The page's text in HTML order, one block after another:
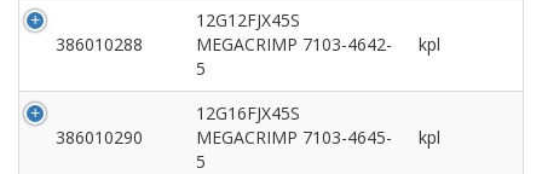
386010288
12G12FJX45S
MEGACRIMP 7103-4642-
5
kpl
386010290
12G16FJX45S
MEGACRIMP 7103-4645-
5
kpl